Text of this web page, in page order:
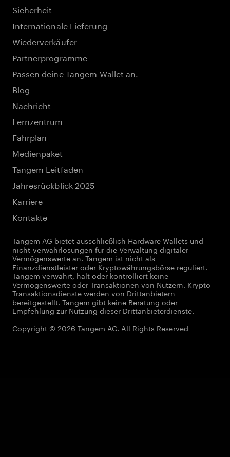
Sicherheit
Internationale Lieferung
Wiederverkäufer
Partnerprogramme
Passen deine Tangem-Wallet an.
Blog
Nachricht
Lernzentrum
Fahrplan
Medienpaket
Tangem Leitfaden
Jahresrückblick 2025
Karriere
Kontakte
Tangem AG bietet ausschließlich Hardware-Wallets und
nicht-verwahrlösungen für die Verwaltung digitaler
Vermögenswerte an. Tangem ist nicht als
Finanzdienstleister oder Kryptowährungsbörse reguliert.
Tangem verwahrt, hält oder kontrolliert keine
Vermögenswerte oder Transaktionen von Nutzern. Krypto-
Transaktionsdienste werden von Drittanbietern
bereitgestellt. Tangem gibt keine Beratung oder
Empfehlung zur Nutzung dieser Drittanbieterdienste.